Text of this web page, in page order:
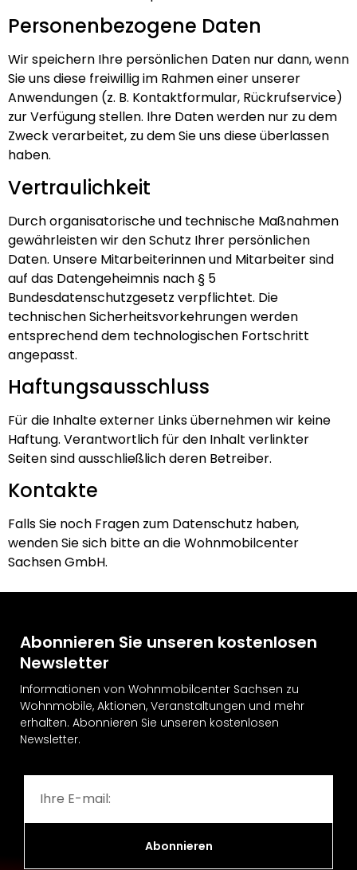
Personenbezogene Daten
Wir speichern Ihre persönlichen Daten nur dann, wenn
Sie uns diese freiwillig im Rahmen einer unserer
Anwendungen (z. B. Kontaktformular, Rückrufservice)
zur Verfügung stellen. Ihre Daten werden nur zu dem
Zweck verarbeitet, zu dem Sie uns diese überlassen
haben.
Vertraulichkeit
Durch organisatorische und technische Maßnahmen
gewährleisten wir den Schutz Ihrer persönlichen
Daten. Unsere Mitarbeiterinnen und Mitarbeiter sind
auf das Datengeheimnis nach § 5
Bundesdatenschutzgesetz verpflichtet. Die
technischen Sicherheitsvorkehrungen werden
entsprechend dem technologischen Fortschritt
angepasst.
Haftungsausschluss
Für die Inhalte externer Links übernehmen wir keine
Haftung. Verantwortlich für den Inhalt verlinkter
Seiten sind ausschließlich deren Betreiber.
Kontakte
Falls Sie noch Fragen zum Datenschutz haben,
wenden Sie sich bitte an die Wohnmobilcenter
Sachsen GmbH.
Abonnieren Sie unseren kostenlosen
Newsletter
Informationen von Wohnmobilcenter Sachsen zu
Wohnmobile, Aktionen, Veranstaltungen und mehr
erhalten. Abonnieren Sie unseren kostenlosen
Newsletter.
Abonnieren